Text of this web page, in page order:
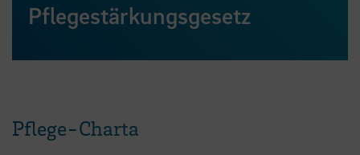
Pflegestärkungsgesetz
Pflege-Charta